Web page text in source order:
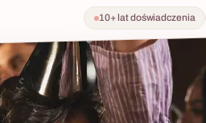
10+ lat doświadczenia